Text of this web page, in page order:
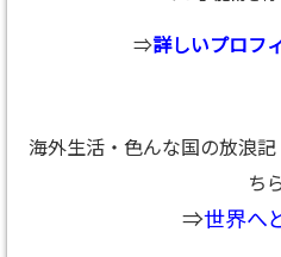
⇒詳しいプロフ
海外生活・色んな国の放浪
ち
⇒世界へ